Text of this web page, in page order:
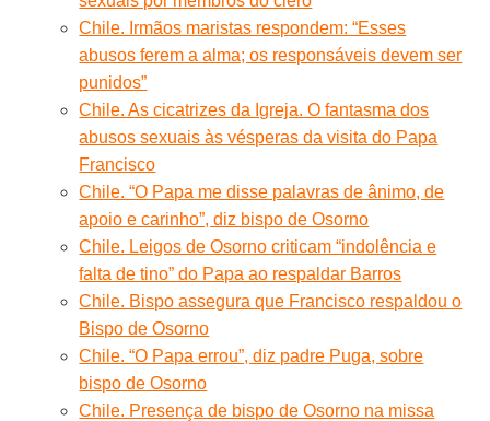
Chile. Irmãos maristas respondem: “Esses
abusos ferem a alma; os responsáveis devem ser
punidos”
Chile. As cicatrizes da Igreja. O fantasma dos
abusos sexuais às vésperas da visita do Papa
Francisco
Chile. “O Papa me disse palavras de ânimo, de
apoio e carinho”, diz bispo de Osorno
Chile. Leigos de Osorno criticam “indolência e
falta de tino” do Papa ao respaldar Barros
Chile. Bispo assegura que Francisco respaldou o
Bispo de Osorno
Chile. “O Papa errou”, diz padre Puga, sobre
bispo de Osorno
Chile. Presença de bispo de Osorno na missa